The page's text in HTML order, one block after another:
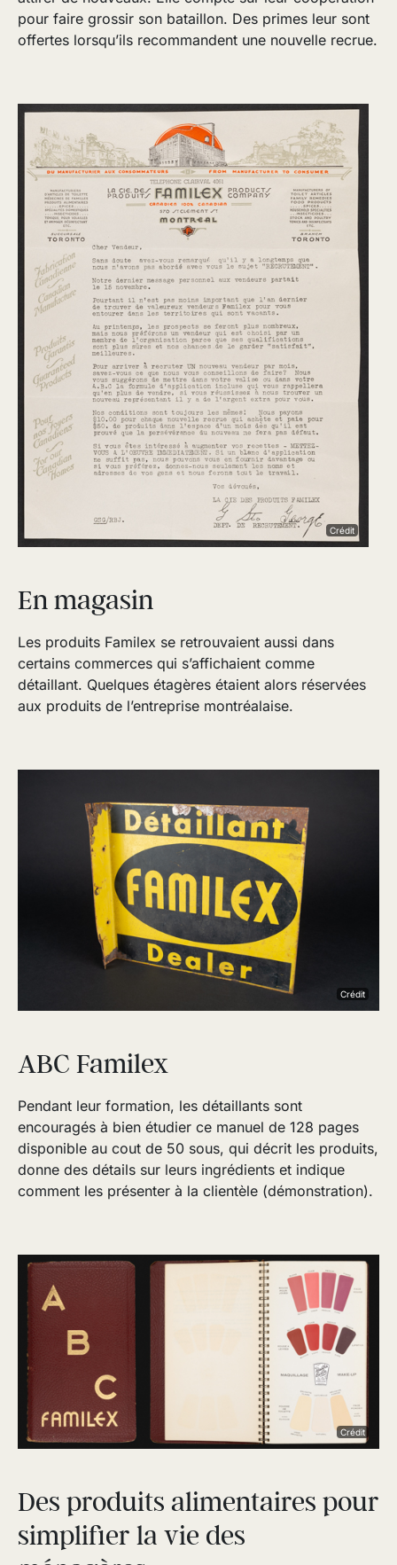
pour faire grossir son bataillon. Des primes leur sont
offertes lorsqu’ils recommandent une nouvelle recrue.
Crédit
En magasin
Les produits Familex se retrouvaient aussi dans
certains commerces qui s’affichaient comme
détaillant. Quelques étagères étaient alors réservées
aux produits de l’entreprise montréalaise.
Crédit
ABC Familex
Pendant leur formation, les détaillants sont
encouragés à bien étudier ce manuel de 128 pages
disponible au cout de 50 sous, qui décrit les produits,
donne des détails sur leurs ingrédients et indique
comment les présenter à la clientèle (démonstration).
Crédit
Des produits alimentaires pour
simplifier la vie des